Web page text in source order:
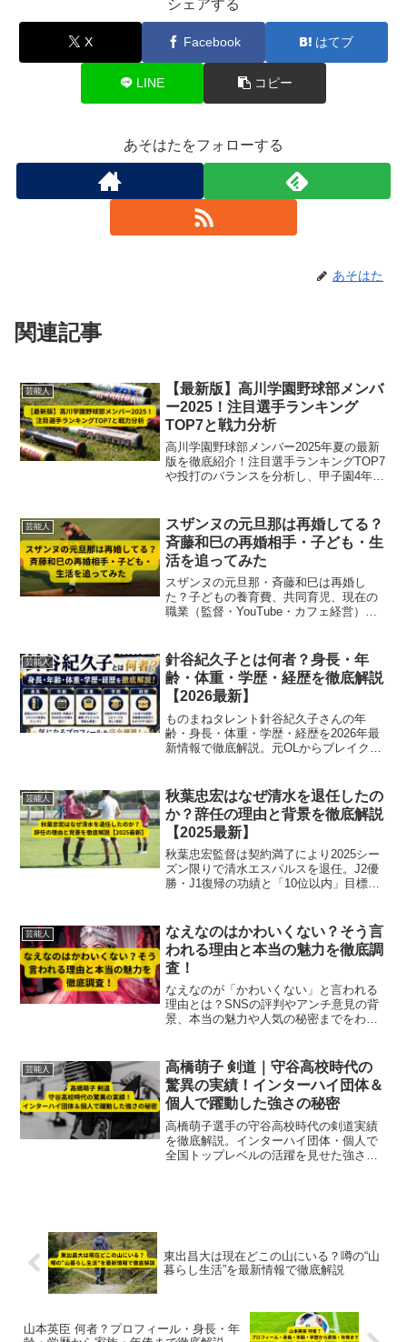
シェアする
X Facebook はてブ
LINE コピー
あそはたをフォローする
あそはた
関連記事
芸能人
【最新版】高川学園野球部メンバ
ー2025！注目選手ランキング
TOP7と戦力分析
高川学園野球部メンバー2025年夏の最新
版を徹底紹介！注目選手ランキングTOP7
や投打のバランスを分析し、甲子園4年ぶ
芸能人
スザンヌの元旦那は再婚してる？
斉藤和巳の再婚相手・子ども・生
活を追ってみた
スザンヌの元旦那・斉藤和巳は再婚し
た？子どもの養育費、共同育児、現在の
職業（監督・YouTube・カフェ経営）な
芸能人
針谷紀久子とは何者？身長・年
齢・体重・学歴・経歴を徹底解説
【2026最新】
ものまねタレント針谷紀久子さんの年
齢・身長・体重・学歴・経歴を2026年最
新情報で徹底解説。元OLからブレイクま
芸能人
秋葉忠宏はなぜ清水を退任したの
か？辞任の理由と背景を徹底解説
【2025最新】
秋葉忠宏監督は契約満了により2025シー
ズン限りで清水エスパルスを退任。J2優
勝・J1復帰の功績と「10位以内」目標未
芸能人
なえなのはかわいくない？そう言
われる理由と本当の魅力を徹底調
査！
なえなのが「かわいくない」と言われる
理由とは？SNSの評判やアンチ意見の背
景、本当の魅力や人気の秘密までをわか
芸能人
高橋萌子 剣道｜守谷高校時代の
驚異の実績！インターハイ団体＆
個人で躍動した強さの秘密
高橋萌子選手の守谷高校時代の剣道実績
を徹底解説。インターハイ団体・個人で
全国トップレベルの活躍を見せた強さの
東出昌大は現在どこの山にいる？噂の“山
暮らし生活”を最新情報で徹底解説
山本英臣 何者？プロフィール・身長・年